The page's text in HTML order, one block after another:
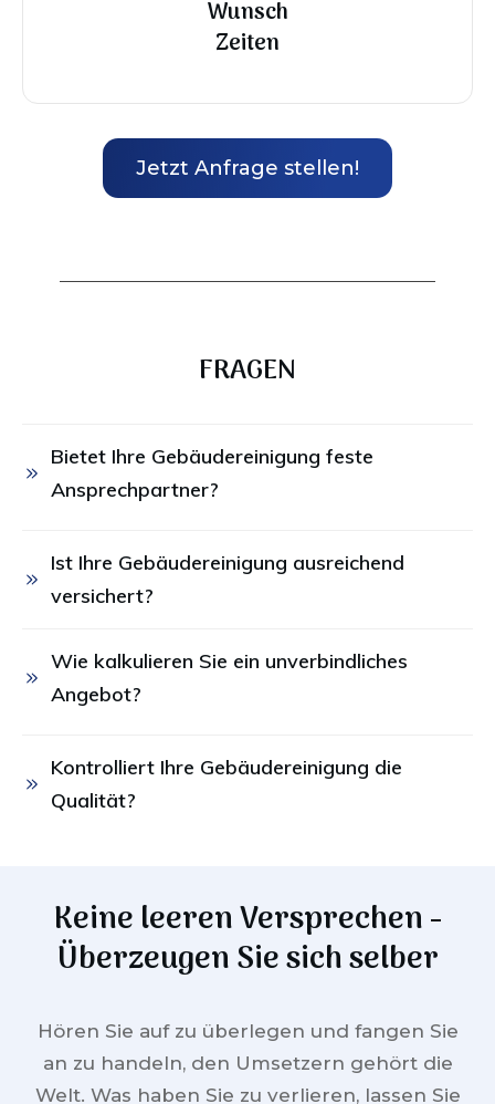
Wunsch
Zeiten
Jetzt Anfrage stellen!
FRAGEN
Bietet Ihre Gebäudereinigung feste
Ansprechpartner?
Ist Ihre Gebäudereinigung ausreichend
versichert?
Wie kalkulieren Sie ein unverbindliches
Angebot?
Kontrolliert Ihre Gebäudereinigung die
Qualität?
Keine leeren Versprechen -
Überzeugen Sie sich selber
Hören Sie auf zu überlegen und fangen Sie
an zu handeln, den Umsetzern gehört die
Welt. Was haben Sie zu verlieren, lassen Sie